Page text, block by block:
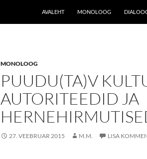
AVALEHT MONOLOOG
MONOLOOG
PUUDU(TA)V
AUTORITEEDID JA
27. VEEBRUAR 2015 M.M. LISA